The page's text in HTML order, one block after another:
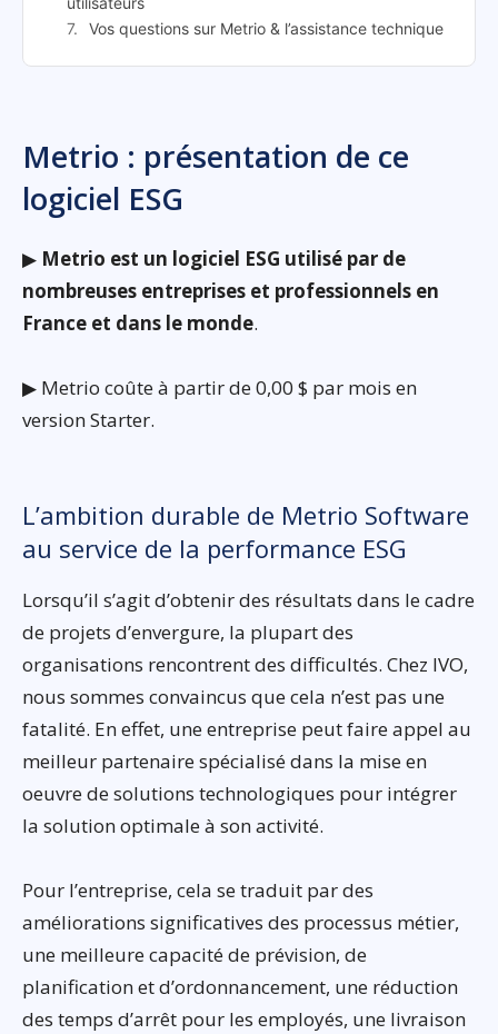
Vos questions sur Metrio & l’assistance technique
Metrio : présentation de ce
logiciel ESG
▶ Metrio est un logiciel ESG utilisé par de
nombreuses entreprises et professionnels en
France et dans le monde.
▶ Metrio coûte à partir de 0,00 $ par mois en
version Starter.
L’ambition durable de Metrio Software
au service de la performance ESG
Lorsqu’il s’agit d’obtenir des résultats dans le cadre
de projets d’envergure, la plupart des
organisations rencontrent des difficultés. Chez IVO,
nous sommes convaincus que cela n’est pas une
fatalité. En effet, une entreprise peut faire appel au
meilleur partenaire spécialisé dans la mise en
oeuvre de solutions technologiques pour intégrer
la solution optimale à son activité.
Pour l’entreprise, cela se traduit par des
améliorations significatives des processus métier,
une meilleure capacité de prévision, de
planification et d’ordonnancement, une réduction
des temps d’arrêt pour les employés, une livraison